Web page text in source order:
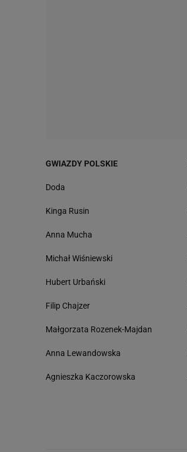
GWIAZDY POLSKIE
Doda
Kinga Rusin
Anna Mucha
Michał Wiśniewski
Hubert Urbański
Filip Chajzer
Małgorzata Rozenek-Majdan
Anna Lewandowska
Agnieszka Kaczorowska